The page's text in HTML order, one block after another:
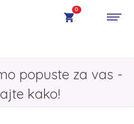
0
popuste za vas -
kako!